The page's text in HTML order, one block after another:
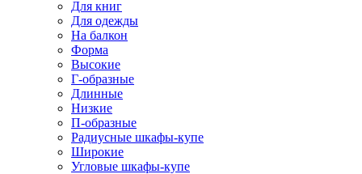
Для книг
Для одежды
На балкон
Форма
Высокие
Г-образные
Длинные
Низкие
П-образные
Радиусные шкафы-купе
Широкие
Угловые шкафы-купе